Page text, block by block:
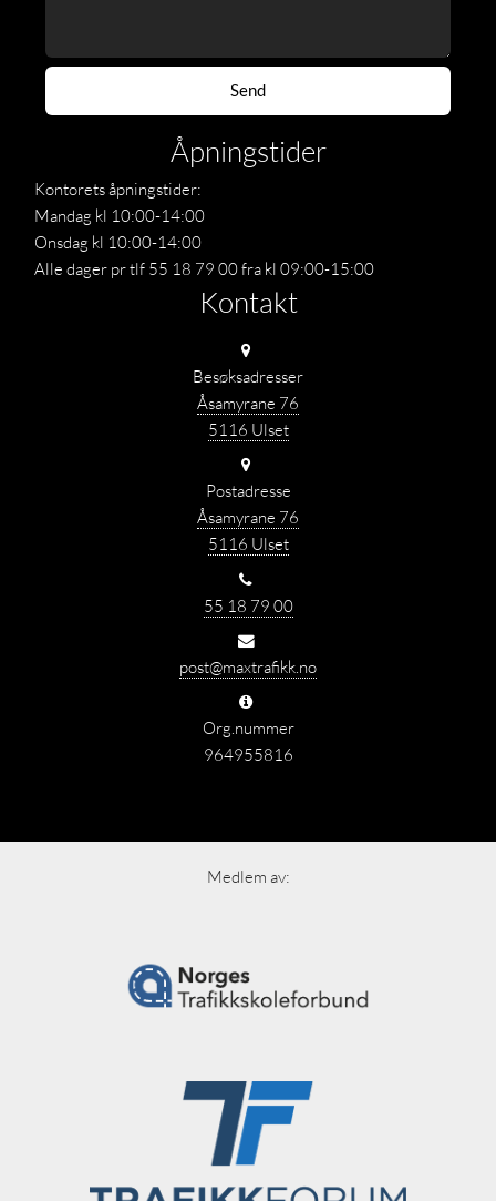
Åpningstider
Kontorets åpningstider:
Mandag kl 10:00-14:00
Onsdag kl 10:00-14:00
Alle dager pr tlf 55 18 79 00 fra kl 09:00-15:00
Kontakt
Besøksadresser
Åsamyrane 76
5116 Ulset
Postadresse
Åsamyrane 76
5116 Ulset
55 18 79 00
post@maxtrafikk.no
Org.nummer
964955816
Medlem av: